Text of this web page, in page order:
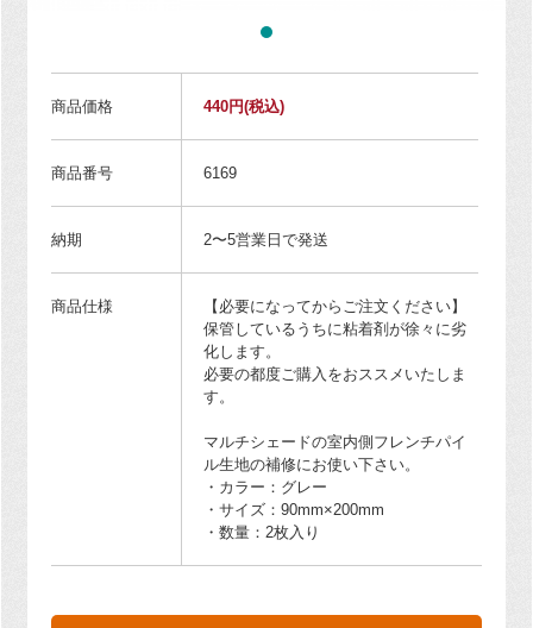
商品価格 440円(税込)
商品番号 6169
納期 2〜5営業日で発送
商品仕様
【必要になってからご注文ください】
保管しているうちに粘着剤が徐々に劣
化します。
必要の都度ご購入をおススメいたしま
す。
マルチシェードの室内側フレンチパイ
ル生地の補修にお使い下さい。
・カラー：グレー
・サイズ：90mm×200mm
・数量：2枚入り